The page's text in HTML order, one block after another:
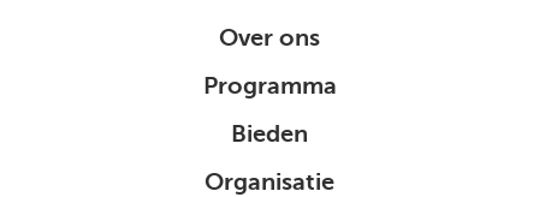
Over ons
Programma
Bieden
Organisatie